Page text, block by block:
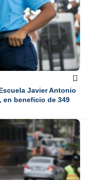
Javier Antonio
en beneficio de 349